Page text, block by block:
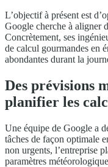
L’objectif à présent est
Google cherche à aligner
Concrètement, ses
de calcul gourmandes en
abondantes durant la
Des prévisions
planifier les
Une équipe de Google a
tâches de façon optimale
non urgents, l’entreprise
paramètres